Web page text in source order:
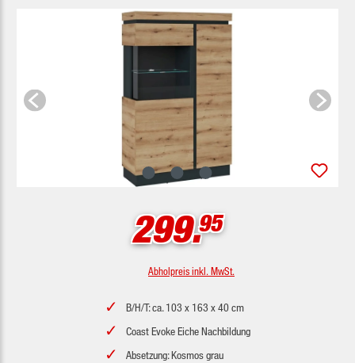
Bildergalerie überspringen
299.95
Abholpreis inkl. MwSt.
B/H/T: ca. 103 x 163 x 40 cm
Coast Evoke Eiche Nachbildung
Absetzung: Kosmos grau